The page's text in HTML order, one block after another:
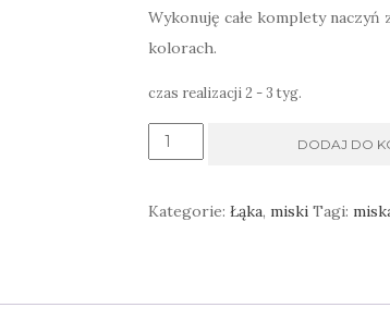
Wykonuję całe komplety naczyń
kolorach.
czas realizacji 2 - 3 tyg.
ilość
DODAJ DO
Kategorie: Łąka, miski Tagi: